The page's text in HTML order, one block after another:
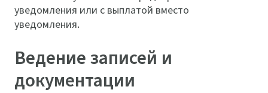
уведомления или с выплатой вместо
уведомления.
Ведение записей и
документации